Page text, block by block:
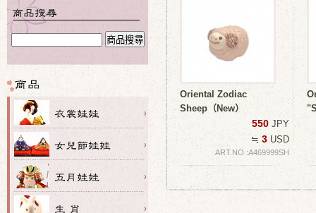
Oriental Zodiac
Sheep（New）
550 JPY
≒ 3 USD
ART.NO :A469999SH